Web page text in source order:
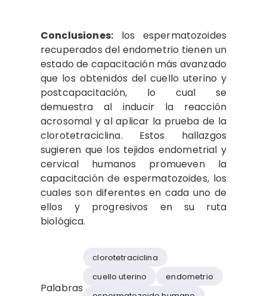
Conclusiones:los espermatozoides
recuperados del endometrio tienen un
estado de capacitación más avanzado
que los obtenidos del cuello uterino y
postcapacitación, lo cual se
demuestra al inducir la reacción
acrosomal y al aplicar la prueba de la
clorotetraciclina. Estos hallazgos
sugieren que los tejidos endometrial y
cervical humanos promueven la
capacitación de espermatozoides, los
cuales son diferentes en cada uno de
ellos y progresivos en su ruta
biológica.
Palabras
clorotetraciclina
cuello uterino
endometrio